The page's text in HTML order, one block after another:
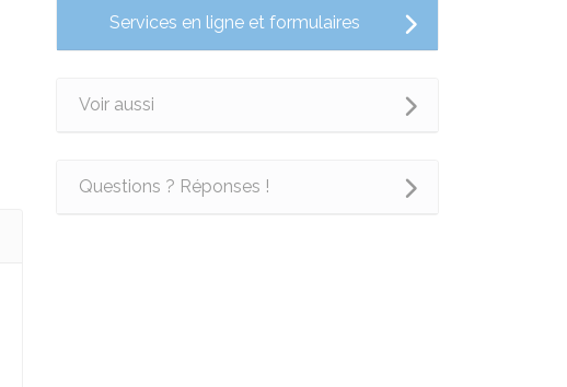
Services en ligne et formulaires
Voir aussi
Questions ? Réponses !